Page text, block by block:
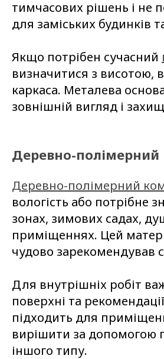
тимчасових рішень і не
для заміських будинків
Якщо потрібен сучасний
визначитися з висотою,
каркаса. Металева
зовнішній вигляд і
Деревно-полімерний
Деревно-полімерний
вологість або потрібне
зонах, зимових садах,
приміщеннях. Цей
чудово зарекомендував
Для внутрішніх робіт
поверхні та
підходить для
вирішити за допомогою
іншого типу.